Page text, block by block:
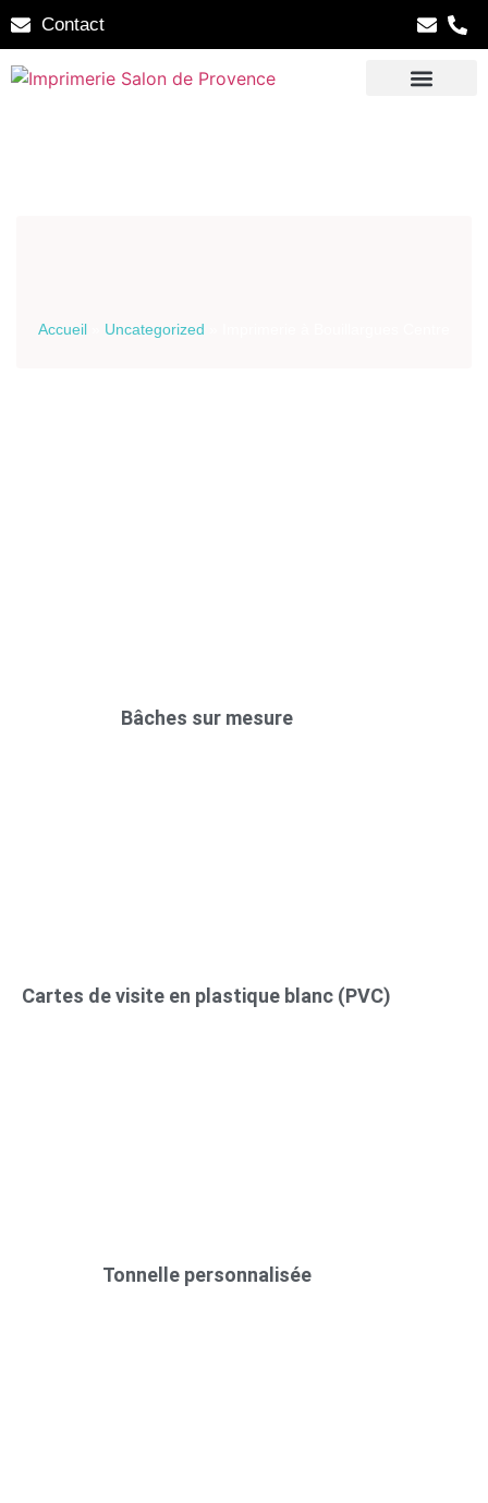
Contact
Accueil Uncategorized
Bâches sur mesure
Cartes de visite en plastique blanc (PVC)
Tonnelle personnalisée